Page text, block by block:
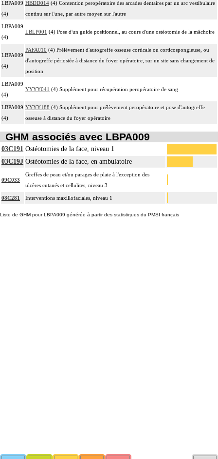
LBPA009
(4)
HBDD014 (4) Contention peropératoire des arcades dentaires par un arc vestibulaire
continu sur l'une, par autre moyen sur l'autre
LBPA009
(4)
LBLP001 (4) Pose d'un guide positionnel, au cours d'une ostéotomie de la mâchoire
LBPA009
(4)
PAFA010 (4) Prélèvement d'autogreffe osseuse corticale ou corticospongieuse, ou
d'autogreffe périostée à distance du foyer opératoire, sur un site sans changement de
position
LBPA009
(4)
YYYY041 (4) Supplément pour récupération peropératoire de sang
LBPA009
(4)
YYYY188 (4) Supplément pour prélèvement peropératoire et pose d'autogreffe
osseuse à distance du foyer opératoire
GHM associés avec LBPA009
03C191 Ostéotomies de la face, niveau 1
03C19J Ostéotomies de la face, en ambulatoire
09C033
Greffes de peau et/ou parages de plaie à l'exception des
ulcères cutanés et cellulites, niveau 3
08C281 Interventions maxillofaciales, niveau 1
Liste de GHM pour LBPA009 générée à partir des statistiques du PMSI français